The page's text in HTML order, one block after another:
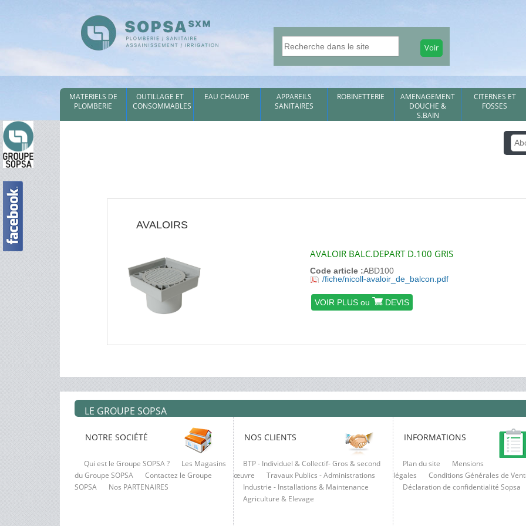
MATERIELS DE
PLOMBERIE
OUTILLAGE ET
CONSOMMABLES
EAU CHAUDE
APPAREILS
SANITAIRES
ROBINETTERIE
AMENAGEMENT
DOUCHE &
S.BAIN
CITERNES ET
FOSSES
AVALOIRS
AVALOIR BALC.DEPART D.100 GRIS
Code article :ABD100
/fiche/nicoll-avaloir_de_balcon.pdf
VOIR PLUS ou DEVIS
LE GROUPE SOPSA
NOTRE SOCIÉTÉ
Qui est le Groupe SOPSA ?
Les Magasins
du Groupe SOPSA
Contactez le Groupe
SOPSA
Nos PARTENAIRES
NOS CLIENTS
BTP - Individuel & Collectif- Gros & second
œuvre
Travaux Publics - Administrations
Industrie - Installations & Maintenance
Agriculture & Elevage
INFORMATIONS
Plan du site
Mensions
légales
Conditions Générales de
Déclaration de confidentialité Sopsa